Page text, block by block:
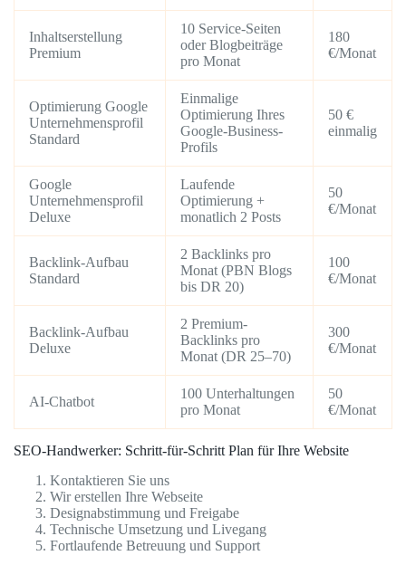
Inhaltserstellung
Premium
10 Service-Seiten
oder Blogbeiträge
pro Monat
180
€/Monat
Optimierung Google
Unternehmensprofil
Standard
Einmalige
Optimierung Ihres
Google-Business-
Profils
50 €
einmalig
Google
Unternehmensprofil
Deluxe
Laufende
Optimierung +
monatlich 2 Posts
50
€/Monat
Backlink-Aufbau
Standard
2 Backlinks pro
Monat (PBN Blogs
bis DR 20)
100
€/Monat
Backlink-Aufbau
Deluxe
2 Premium-
Backlinks pro
Monat (DR 25–70)
300
€/Monat
AI-Chatbot
100 Unterhaltungen
pro Monat
50
€/Monat
SEO-Handwerker: Schritt-für-Schritt Plan für Ihre Website
Kontaktieren Sie uns
Wir erstellen Ihre Webseite
Designabstimmung und Freigabe
Technische Umsetzung und Livegang
Fortlaufende Betreuung und Support